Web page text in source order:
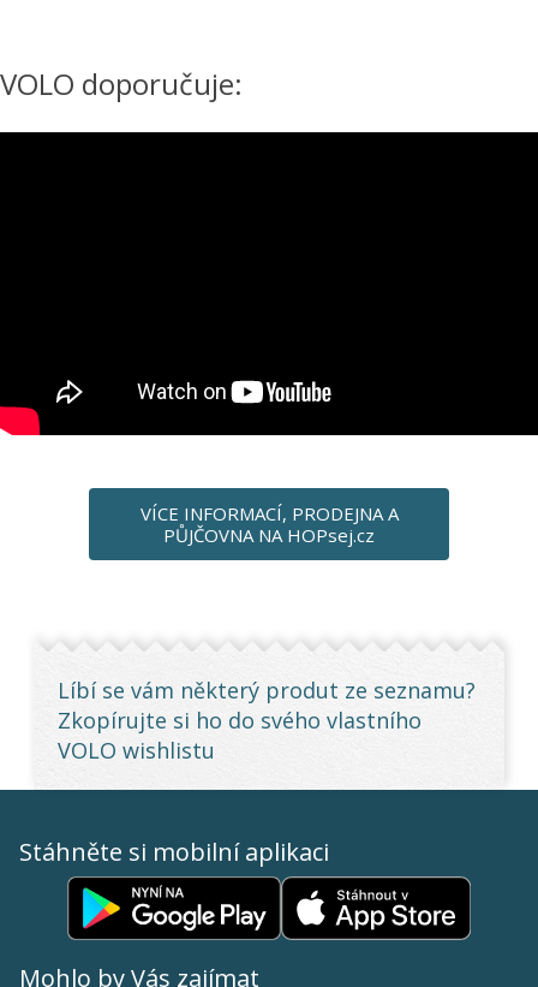
VOLO doporučuje:
VÍCE INFORMACÍ, PRODEJNA A
PŮJČOVNA NA HOPsej.cz
Líbí se vám některý produt ze seznamu?
Zkopírujte si ho do svého vlastního
VOLO wishlistu
Stáhněte si mobilní aplikaci
Mohlo by Vás zajímat